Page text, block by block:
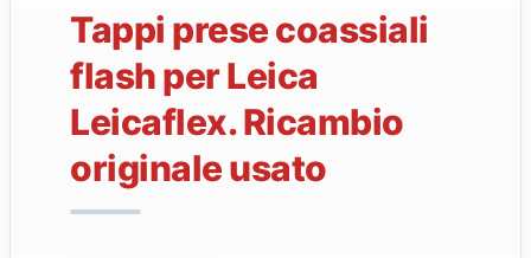
Tappi prese coassiali
flash per Leica
Leicaflex. Ricambio
originale usato